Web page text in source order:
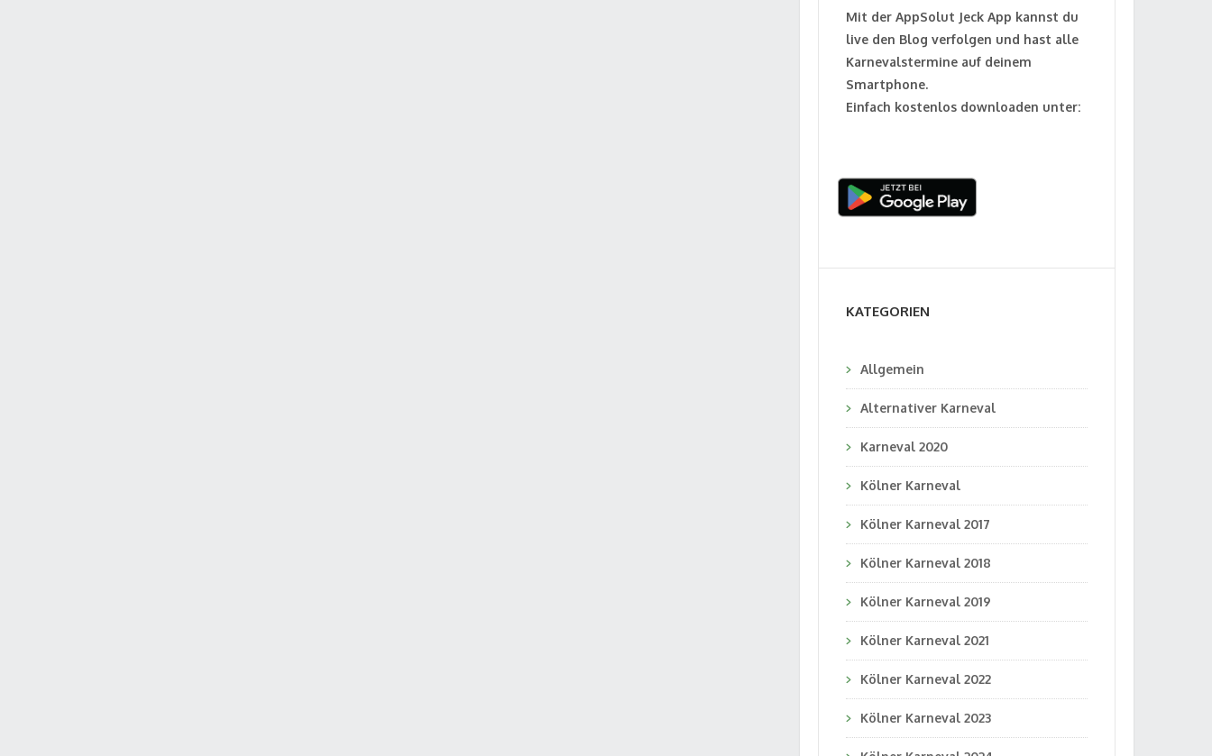
Mit der AppSolut Jeck App kannst du
live den Blog verfolgen und hast alle
Karnevalstermine auf deinem
Smartphone.
Einfach kostenlos downloaden unter:
KATEGORIEN
Allgemein
Alternativer Karneval
Karneval 2020
Kölner Karneval
Kölner Karneval 2017
Kölner Karneval 2018
Kölner Karneval 2019
Kölner Karneval 2021
Kölner Karneval 2022
Kölner Karneval 2023